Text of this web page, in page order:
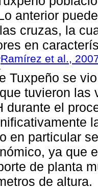
anterior
cruzas, la
en
Ramírez et al.,
Tuxpeño se
tuvieron las
durante el
en particular
ya que
de planta
de altura.